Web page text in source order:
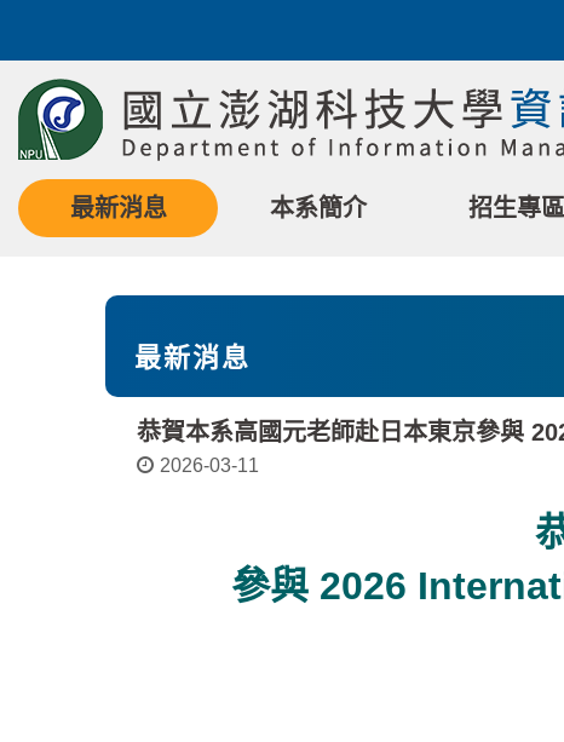
最新消息 本系簡介 招生專區
最新消息
恭賀本系高國元老師赴日本東京參與
2026-03-11
參與 2026